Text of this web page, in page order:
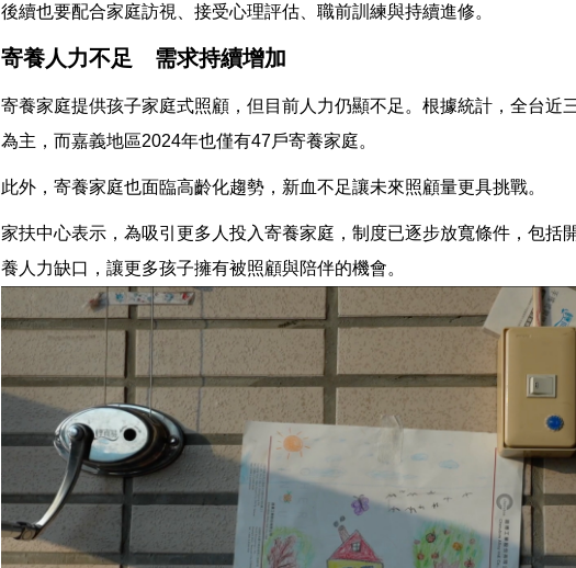
後續也要配合家庭訪視、接受心理評估、職前訓練與持續進修。
寄養人力不足 需求持續增加
寄養家庭提供孩子家庭式照顧，但目前人力仍顯不足。根據統計，全台近
為主，而嘉義地區2024年也僅有47戶寄養家庭。
此外，寄養家庭也面臨高齡化趨勢，新血不足讓未來照顧量更具挑戰。
家扶中心表示，為吸引更多人投入寄養家庭，制度已逐步放寬條件，包括
養人力缺口，讓更多孩子擁有被照顧與陪伴的機會。